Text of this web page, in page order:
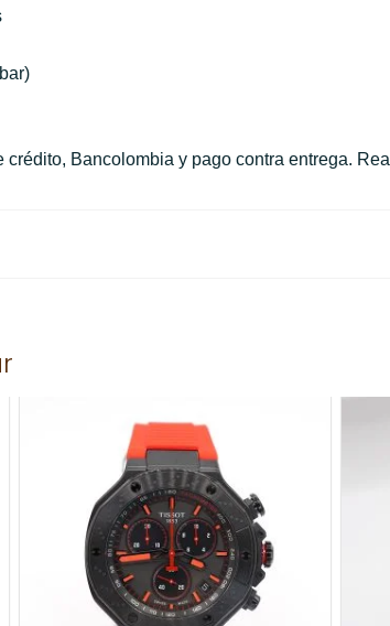
crédito, Bancolombia y pago contra entrega.
comprado este producto pueden hacer una